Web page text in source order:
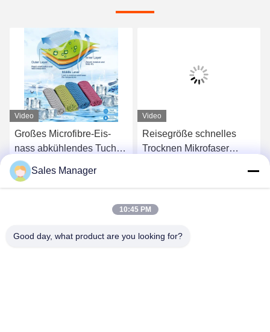
Video
Großes Microfibre-Eis-
nass abkühlendes Tuch
Rags For Sports 50x100
90x180
Erhalten Sie besten Preis
Video
Reisegröße schnelles
Trocknen Mikrofaser
atmungsaktiv mit
Reißverschluss
Erhalten Sie besten Preis
Sales Manager
10:45 PM
Good day, what product are you looking for?